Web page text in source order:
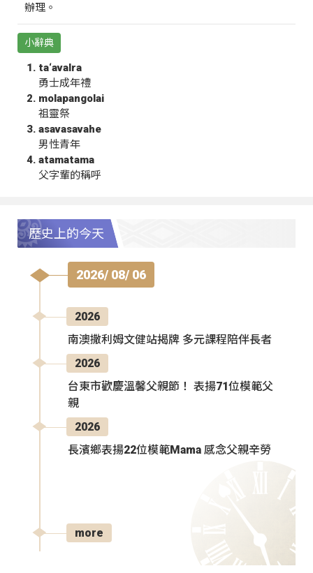
辦理。
小辭典
ta‘avalra
勇士成年禮
molapangolai
祖靈祭
asavasavahe
男性青年
atamatama
父字輩的稱呼
歷史上的今天
2026/ 08/ 06
2026
南澳撒利姆文健站揭牌 多元課程陪伴長者
2026
台東市歡慶溫馨父親節！ 表揚71位模範父
親
2026
長濱鄉表揚22位模範Mama 感念父親辛勞
more